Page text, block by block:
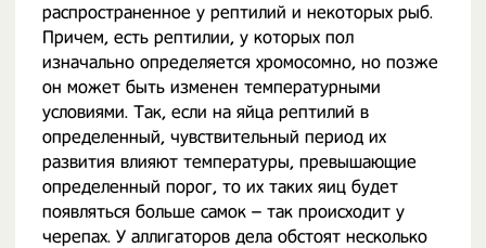
распространенное у рептилий и некоторых рыб.
Причем, есть рептилии, у которых пол
изначально определяется хромосомно, но позже
он может быть изменен температурными
условиями. Так, если на яйца рептилий в
определенный, чувствительный период их
развития влияют температуры, превышающие
определенный порог, то их таких яиц будет
появляться больше самок – так происходит у
черепах. У аллигаторов дела обстоят несколько